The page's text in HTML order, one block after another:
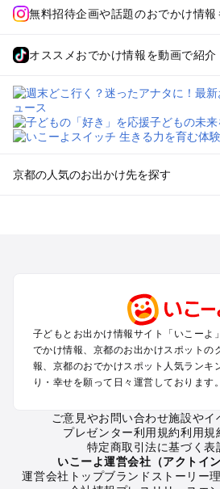
無料招待企画や話題のおでかけ情報
オススメおでかけ情報を動画で紹介
京都の人気のお出かけ先を探す
天橋立・舞鶴・丹後半島のプールお出
福知山・綾部のプールお出かけ
亀岡・湯の花・美山・丹波のプールお
嵐山・嵯峨野・高雄のプールお出かけ
烏丸・二条城・北野天満宮のプールお
清水寺・祇園・東山・金閣寺・北白川
大原・鞍馬・貴船のプールお出かけ
京都の定番お出かけスポット
子どもとお出かけ情報サイト「いこーよ
でかけ情報、京都のお出かけスポットの
報、京都のおでかけスポット人気ランキ
り・幸せを願って日々運営しております。
ご意見やお問い合わせ施設やイ
プレゼンター利用規約利用規
特定商取引法に基づく表
いこーよ運営会社（アクトイ
運営会社トップブランドストーリー